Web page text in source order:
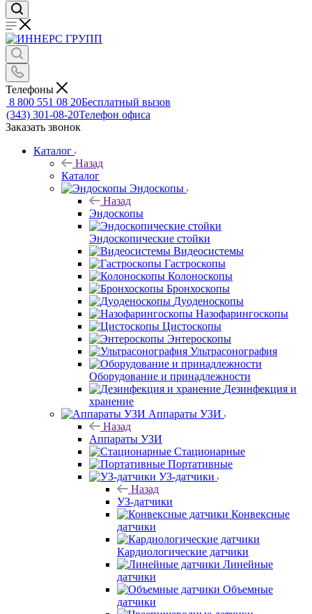
Телефоны
8 800 551 08 20Бесплатный вызов
(343) 301-08-20Телефон офиса
Заказать звонок
Каталог
Назад
Каталог
Эндоскопы
Назад
Эндоскопы
Эндоскопические стойки
Видеосистемы
Гастроскопы
Колоноскопы
Бронхоскопы
Дуоденоскопы
Назофарингоскопы
Цистоскопы
Энтероскопы
Ультрасонография
Оборудование и принадлежности
Дезинфекция и
хранение
Аппараты УЗИ
Назад
Аппараты УЗИ
Стационарные
Портативные
УЗ-датчики
Назад
УЗ-датчики
Конвексные
датчики
Кардиологические датчики
Линейные
датчики
Объемные
датчики